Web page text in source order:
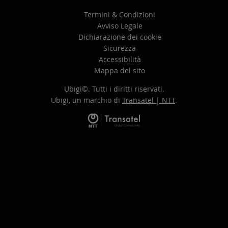
Termini & Condizioni
Avviso Legale
Dichiarazione dei cookie
Sicurezza
Accessibilità
Mappa del sito
Ubigi©. Tutti i diritti riservati.
Ubigi, un marchio di Transatel | NTT.